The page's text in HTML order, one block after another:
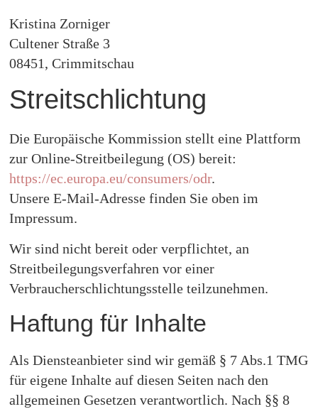
Kristina Zorniger
Cultener Straße 3
08451, Crimmitschau
Streitschlichtung
Die Europäische Kommission stellt eine Plattform
zur Online-Streitbeilegung (OS) bereit:
https://ec.europa.eu/consumers/odr.
Unsere E-Mail-Adresse finden Sie oben im
Impressum.
Wir sind nicht bereit oder verpflichtet, an
Streitbeilegungsverfahren vor einer
Verbraucherschlichtungsstelle teilzunehmen.
Haftung für Inhalte
Als Diensteanbieter sind wir gemäß § 7 Abs.1 TMG
für eigene Inhalte auf diesen Seiten nach den
allgemeinen Gesetzen verantwortlich. Nach §§ 8